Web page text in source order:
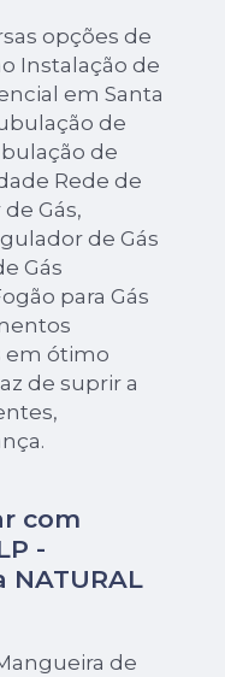
opções de
Instalação de
em Santa
de
de
Rede de
Gás,
de Gás
Gás
para Gás
em ótimo
de suprir a
com
-
NATURAL
de